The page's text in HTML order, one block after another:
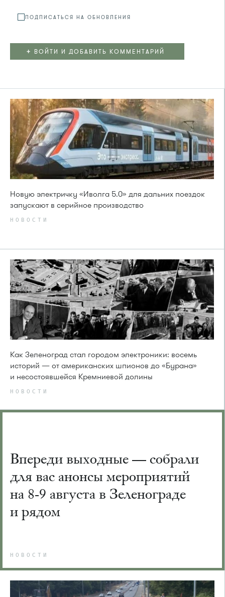
ПОДПИСАТЬСЯ НА ОБНОВЛЕНИЯ
+ ВОЙТИ И ДОБАВИТЬ КОММЕНТАРИЙ
Новую электричку «Иволга 5.0» для дальних поездок
запускают в серийное производство
НОВОСТИ
Как Зеленоград стал городом электроники: восемь
историй — от американских шпионов до «Бурана»
и несостоявшейся Кремниевой долины
НОВОСТИ
Впереди выходные — собрали
для вас анонсы мероприятий
на 8-9 августа в Зеленограде
и рядом
НОВОСТИ